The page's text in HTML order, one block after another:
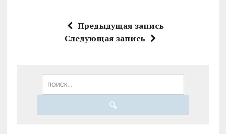
Предыдущая запись
Следующая запись